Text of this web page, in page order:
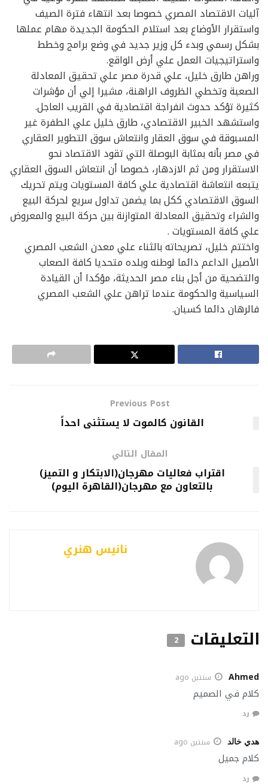
آليات الاقتصاد المصري خصوصا بعد انتهاء فترة الصيف
واستقرار الأوضاع بعد استلام الحكومة الجديدة مهام عملها
بشكل رسمي وبدء كل وزير جديد في وضع برامج وخطط
واستراتيجيات العمل علي أرض الواقع.
وراهن طارق خليل، علي قدرة مصر علي تحقيق المعادلة
الصعبة وتخطي الظروف الراهنة، مشيرا إلي أن مؤشرات
كثيرة تؤكد حدوث انفراجة اقتصادية في القريب العاجل.
واستشهد الخبير الاقتصادي، طارق خليل علي الطفرة غير
المسبوقة في سوق العقار وانتعاش سوق التطوير العقاري
في مصر بأنه بمثابة البوصلة التي تقود الاقتصاد نحو
الاستقرار ومن ثم الازدهار، خصوصا أن انتعاش السوق العقاري
يتبعه انتعاشة اقتصادية علي كافة المستويات ويتم تحريك
السوق الاقتصادي ككل بما يضمن تداول سريع لحركة البيع
والشراء وتحقيق المعادلة المتوازنة بين حركة البيع والمعروض
علي كافة المستويات .
واختتم خليل، تصريحاته بالثناء علي معدن الشعب المصري
الأصيل الداعم دائما لوطنه وبلده متحديا كافة الصعاب
والتضحية من أجل بناء مصر الحديثة، مؤكدا أن القيادة
السياسية والحكومة عندما تراهن علي الشعب المصري
فالرهان دائما كسبان.
Previous Post
القانون كالموت لا يستثنى احداً
المقال التالي
اقتراب فعاليات مهرجان(الابتكار و التميز)
بالتعاون مع مهرجان(القاهرة اليوم)
نانيس هنري
التعليقات 2
Ahmed سنتين ago
كلام في الصميم
رد
هدي خالد سنتين ago
كلام جميل
رد